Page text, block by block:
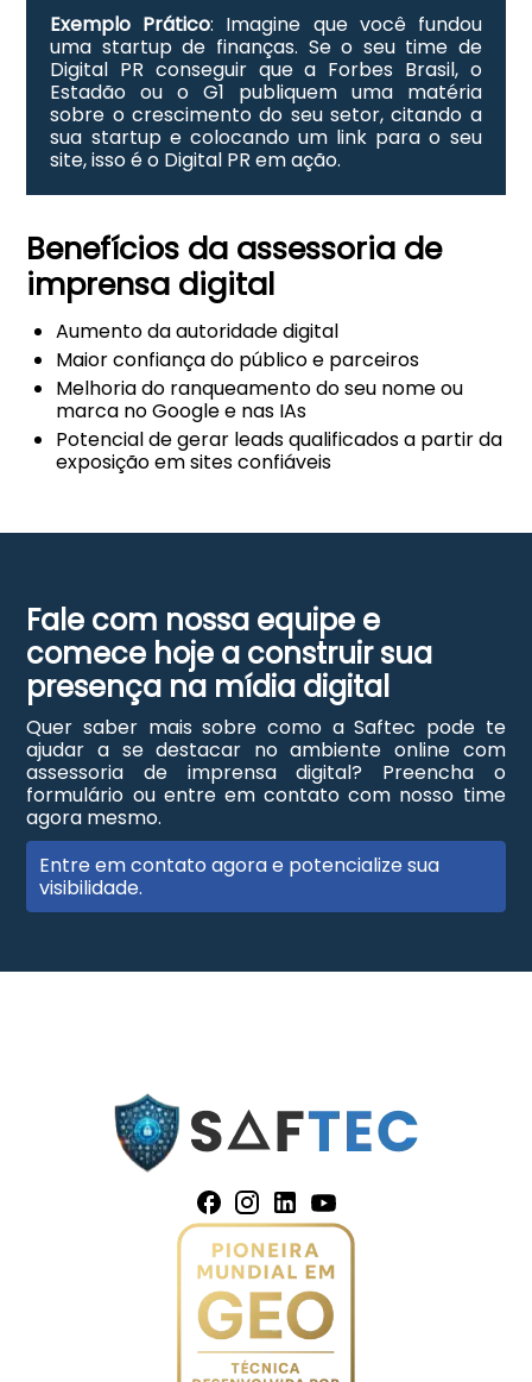
Exemplo Prático: Imagine que você fundou
uma startup de finanças. Se o seu time de
Digital PR conseguir que a Forbes Brasil, o
Estadão ou o G1 publiquem uma matéria
sobre o crescimento do seu setor, citando a
sua startup e colocando um link para o seu
site, isso é o Digital PR em ação.
Benefícios da assessoria de
imprensa digital
Aumento da autoridade digital
Maior confiança do público e parceiros
Melhoria do ranqueamento do seu nome ou
marca no Google e nas IAs
Potencial de gerar leads qualificados a partir da
exposição em sites confiáveis
Fale com nossa equipe e
comece hoje a construir sua
presença na mídia digital
Quer saber mais sobre como a Saftec pode te
ajudar a se destacar no ambiente online com
assessoria de imprensa digital? Preencha o
formulário ou entre em contato com nosso time
agora mesmo.
Entre em contato agora e potencialize sua
visibilidade.